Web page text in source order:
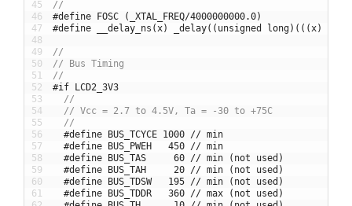
45
46
47
48
49
50
51
52
53
54
55
56
57
58
59
60
61
//
#define FOSC (_XTAL_FREQ/4000000000.0)
#define __delay_ns(x) _delay((unsigned long)(((x) +
//
// Bus Timing
//
#if LCD2_3V3
//
// Vcc = 2.7 to 4.5V, Ta = -30 to +75C
//
#define BUS_TCYCE 1000 // min
#define BUS_PWEH   450 // min
#define BUS_TAS     60 // min (not used)
#define BUS_TAH     20 // min (not used)
#define BUS_TDSW   195 // min (not used)
#define BUS_TDDR   360 // max (not used)